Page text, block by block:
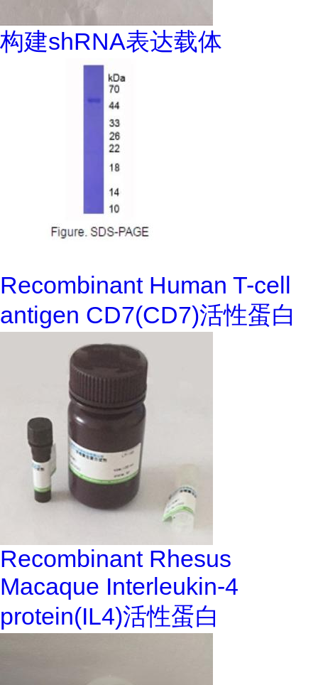
构建shRNA表达载体
Recombinant Human T-cell
antigen CD7(CD7)活性蛋白
Recombinant Rhesus
Macaque Interleukin-4
protein(IL4)活性蛋白